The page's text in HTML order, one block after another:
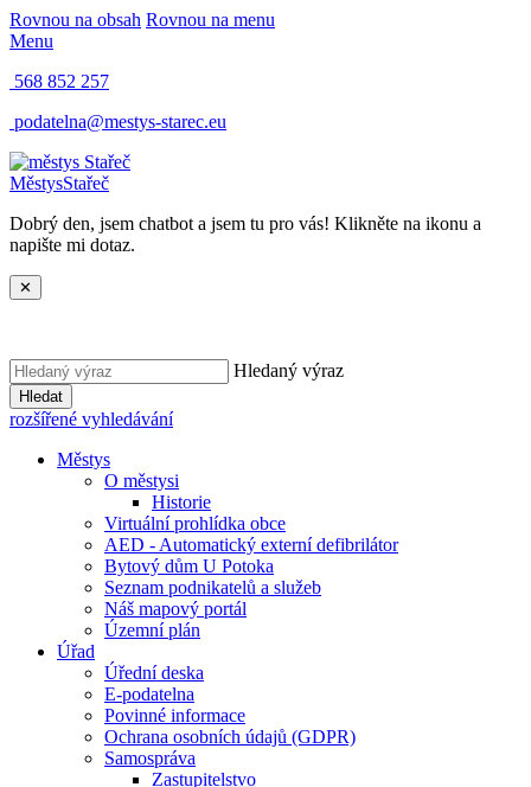
Rovnou na obsah Rovnou na menu
Menu
568 852 257
podatelna@mestys-starec.eu
MěstysStařeč
Dobrý den, jsem chatbot a jsem tu pro vás! Klikněte na ikonu a
napište mi dotaz.
✕
Hledaný výraz
Hledat
rozšířené vyhledávání
Městys
O městysi
Historie
Virtuální prohlídka obce
AED - Automatický externí defibrilátor
Bytový dům U Potoka
Seznam podnikatelů a služeb
Náš mapový portál
Územní plán
Úřad
Úřední deska
E-podatelna
Povinné informace
Ochrana osobních údajů (GDPR)
Samospráva
Zastupitelstvo